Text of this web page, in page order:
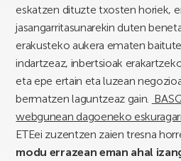
eskatzen dituzte txosten horiek,
jasangarritasunarekin duten
erakusteko aukera ematen
indartzeaz, inbertsioak
eta epe ertain eta luzean
bermatzen laguntzeaz gain.
webgunean dagoeneko
ETEei zuzentzen zaien tresna
modu errazean eman ahal